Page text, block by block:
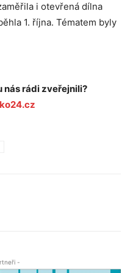
i otevřená dílna
1. října. Tématem byly
nás rádi zveřejnili?
-